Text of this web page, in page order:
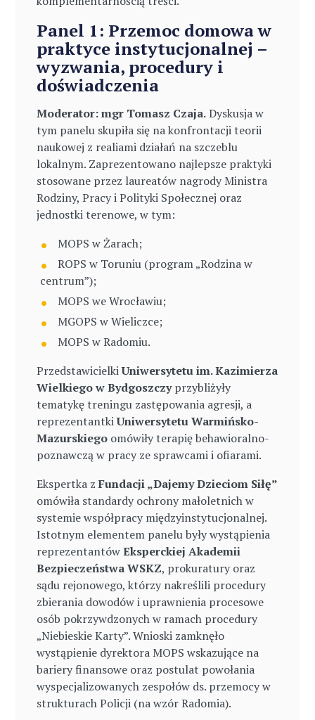
Panel 1: Przemoc domowa w
praktyce instytucjonalnej –
wyzwania, procedury i
doświadczenia
Moderator: mgr Tomasz Czaja.Dyskusja w
tym panelu skupiła się na konfrontacji teorii
naukowej z realiami działań na szczeblu
lokalnym. Zaprezentowano najlepsze praktyki
stosowane przez laureatów nagrody Ministra
Rodziny, Pracy i Polityki Społecznej oraz
jednostki terenowe, w tym:
MOPS w Żarach;
ROPS w Toruniu (program „Rodzina w
centrum”);
MOPS we Wrocławiu;
MGOPS w Wieliczce;
MOPS w Radomiu.
PrzedstawicielkiUniwersytetu im. Kazimierza
Wielkiego w Bydgoszczyprzybliżyły
tematykę treningu zastępowania agresji, a
reprezentantkiUniwersytetu Warmińsko-
Mazurskiego omówiły terapię behawioralno-
poznawczą w pracy ze sprawcami i ofiarami.
Ekspertka zFundacji „Dajemy Dzieciom Siłę”
omówiła standardy ochrony małoletnich w
systemie współpracy międzyinstytucjonalnej.
Istotnym elementem panelu były wystąpienia
reprezentantówEksperckiej Akademii
Bezpieczeństwa WSKZ, prokuratury oraz
sądu rejonowego, którzy nakreślili procedury
zbierania dowodów i uprawnienia procesowe
osób pokrzywdzonych w ramach procedury
„Niebieskie Karty”. Wnioski zamknęło
wystąpienie dyrektora MOPS wskazujące na
bariery finansowe oraz postulat powołania
wyspecjalizowanych zespołów ds. przemocy w
strukturach Policji (na wzór Radomia).